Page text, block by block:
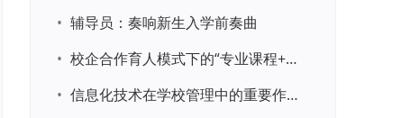
• 辅导员：奏响新生入学前奏曲
•
校企合作育人模式下的“专业课程+思政教育+党建活动”交叉融合的课程思政教学探索与实践
•
信息化技术在学校管理中的重要作用 ——以贵州省威宁民族中学和校园使用等为例